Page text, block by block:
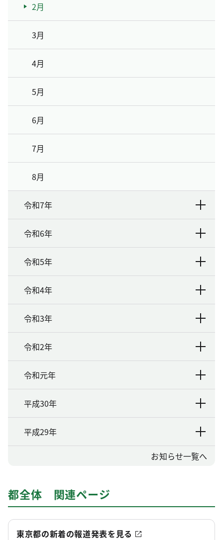
2月
3月
4月
5月
6月
7月
8月
令和7年
令和6年
令和5年
令和4年
令和3年
令和2年
令和元年
平成30年
平成29年
お知らせ一覧へ
都全体 関連ページ
東京都の新着の報道発表を見る